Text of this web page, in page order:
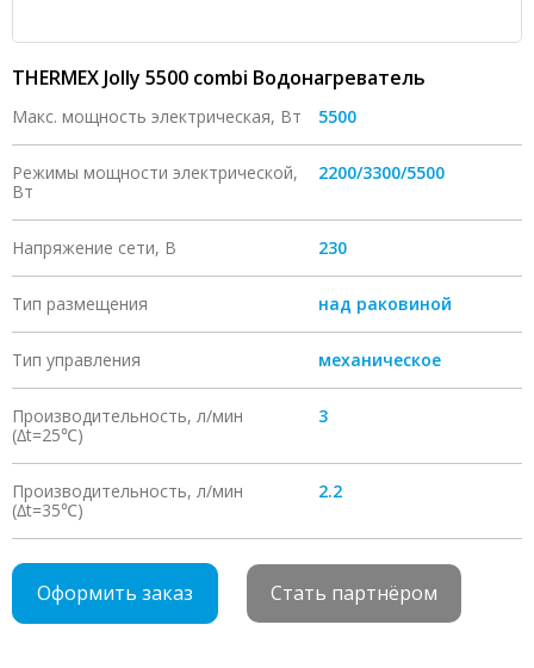
THERMEX Jolly 5500 combi Водонагреватель
Макс. мощность электрическая, Вт 5500
Режимы мощности электрической,
Вт
2200/3300/5500
Напряжение сети, В 230
Тип размещения над раковиной
Тип управления механическое
Производительность, л/мин
(∆t=25℃)
3
Производительность, л/мин
(∆t=35℃)
2.2
Оформить заказ Стать партнёром